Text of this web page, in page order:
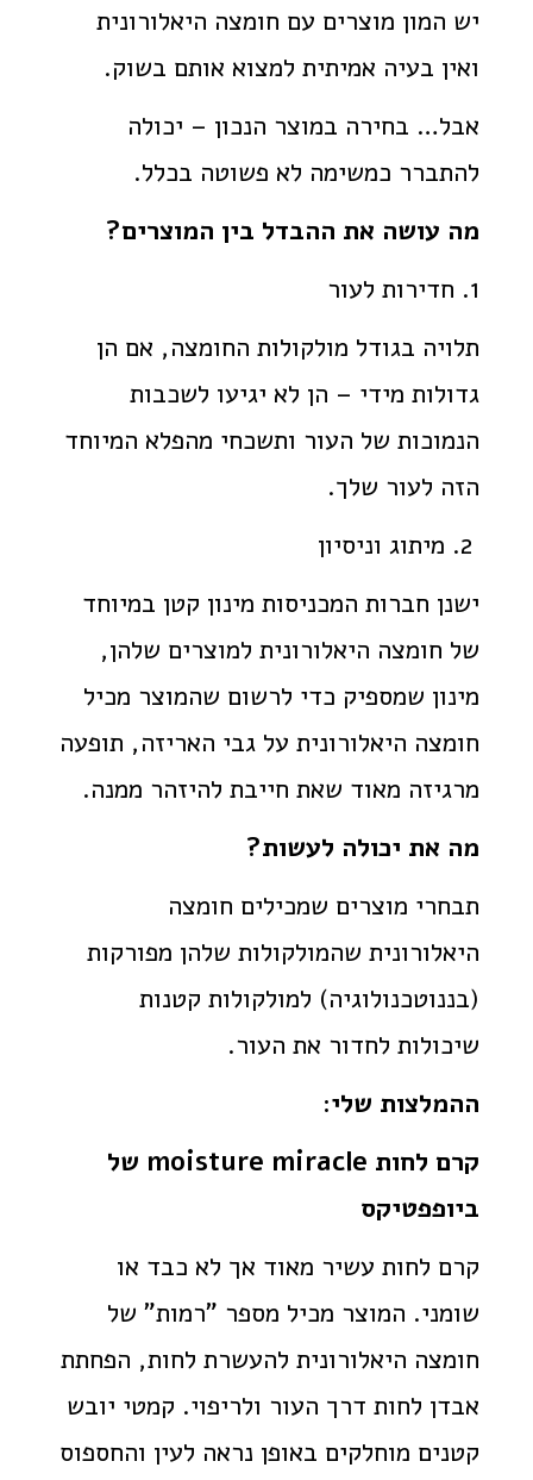
יש המון מוצרים עם חומצה היאלורונית
ואין בעיה אמיתית למצוא אותם בשוק.
אבל… בחירה במוצר הנכון – יכולה
להתברר כמשימה לא פשוטה בכלל.
מה עושה את ההבדל בין המוצרים?
1. חדירות לעור
תלויה בגודל מולקולות החומצה, אם הן
גדולות מידי – הן לא יגיעו לשכבות
הנמוכות של העור ותשכחי מהפלא המיוחד
הזה לעור שלך.
ישנן חברות המכניסות מינון קטן במיוחד
של חומצה היאלורונית למוצרים שלהן,
מינון שמספיק כדי לרשום שהמוצר מכיל
חומצה היאלורונית על גבי האריזה, תופעה
מרגיזה מאוד שאת חייבת להיזהר ממנה.
מה את יכולה לעשות?
תבחרי מוצרים שמכילים חומצה
היאלורונית שהמולקולות שלהן מפורקות
(בננוטכנולוגיה) למולקולות קטנות
שיכולות לחדור את העור.
ההמלצות שלי:
קרם לחות moisture miracle של
ביופפטיקס
קרם לחות עשיר מאוד אך לא כבד או
שומני. המוצר מכיל מספר "רמות" של
חומצה היאלורונית להעשרת לחות, הפחתת
אבדן לחות דרך העור ולריפוי. קמטי יובש
קטנים מוחלקים באופן נראה לעין והחספוס